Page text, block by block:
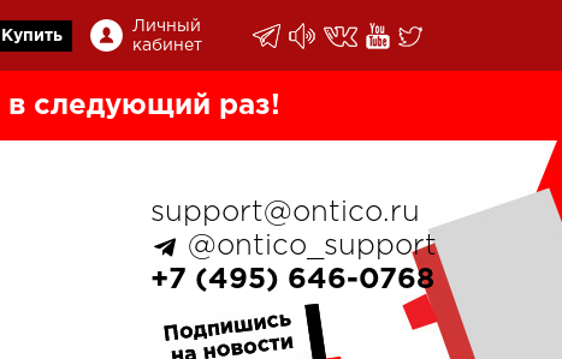
Купить
Личный
кабинет
в следующий раз!
support@ontico.ru
@ontico_support
+7 (495) 646-0768